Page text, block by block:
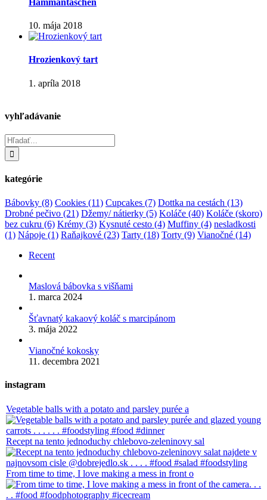
10. mája 2018
Hrozienkový tart
1. apríla 2018
vyhľadávanie
Hľadať:
kategórie
Bábovky (8) Cookies (11) Cupcakes (7) Dottka na cestách (13)
Drobné pečivo (21) Džemy/ nátierky (5) Koláče (40) Koláče (skoro)
bez cukru (6) Krémy (3) Kysnuté cesto (4) Muffiny (4) nesladkosti
(1) Nápoje (1) Raňajkové (23) Tarty (18) Torty (9) Vianočné (14)
Recent
Maslová bábovka s višňami
1. marca 2024
Šťavnatý kakaový koláč s marcipánom
3. mája 2022
Vianočné kokosky
11. decembra 2021
instagram
Vegetable balls with a potato and parsley purée a
Recept na tento jednoduchy chlebovo-zeleninovy sal
From time to time, I love making a mess in front o